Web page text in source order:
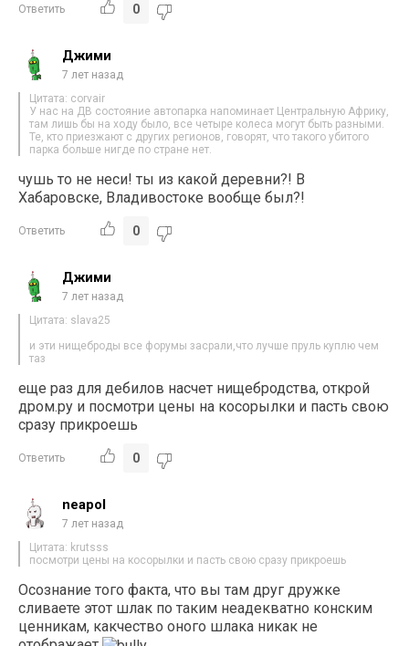
Ответить 0
Джими
7 лет назад
Цитата: corvair
У нас на ДВ состояние автопарка напоминает Центральную Африку,
там лишь бы на ходу было, все четыре колеса могут быть разными.
Те, кто приезжают с других регионов, говорят, что такого убитого
парка больше нигде по стране нет.
чушь то не неси! ты из какой деревни?! В
Хабаровске, Владивостоке вообще был?!
Ответить 0
Джими
7 лет назад
Цитата: slava25
и эти нищеброды все форумы засрали,что лучше пруль куплю чем
таз
еще раз для дебилов насчет нищебродства, открой
дром.ру и посмотри цены на косорылки и пасть свою
сразу прикроешь
Ответить 0
neapol
7 лет назад
Цитата: krutsss
посмотри цены на косорылки и пасть свою сразу прикроешь
Осознание того факта, что вы там друг дружке
сливаете этот шлак по таким неадекватно конским
ценникам, какчество оного шлака никак не